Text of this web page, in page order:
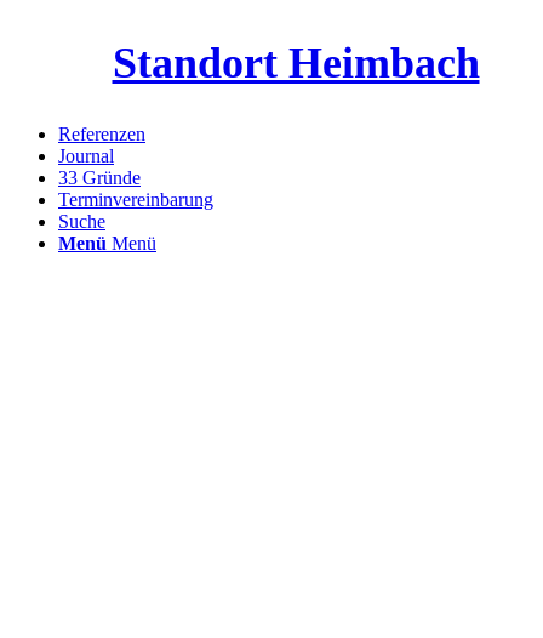
Standort Heimbach
Referenzen
Journal
33 Gründe
Terminvereinbarung
Suche
Menü Menü